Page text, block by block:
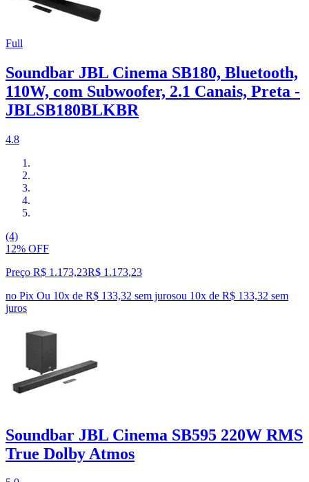
Full
Soundbar JBL Cinema SB180, Bluetooth,
110W, com Subwoofer, 2.1 Canais, Preta -
JBLSB180BLKBR
4.8
(4)
12% OFF
Preço R$ 1.173,23R$ 1.173,23
no Pix Ou 10x de R$ 133,32 sem jurosou 10x de R$ 133,32 sem
juros
Soundbar JBL Cinema SB595 220W RMS
True Dolby Atmos